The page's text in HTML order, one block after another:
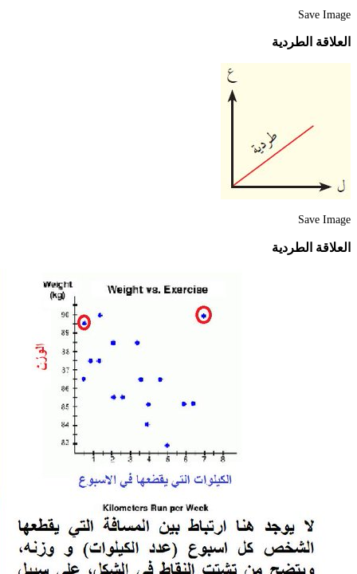
Save Image
العلاقة الطردية
Save Image
العلاقة الطردية